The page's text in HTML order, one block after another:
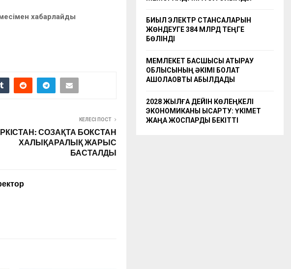
хабарлайды
КЕЛЕСІ ПОСТ
СОЗАҚТА БОКСТАН
ХАЛЫҚАРАЛЫҚ ЖАРЫС
БАСТАЛДЫ
БИЫЛ ЭЛЕКТР СТАНСАЛАРЫН
ЖӨНДЕУГЕ 384 МЛРД ТЕҢГЕ
БӨЛІНДІ
МЕМЛЕКЕТ БАСШЫСЫ АТЫРАУ
ОБЛЫСЫНЫҢ ӘКІМІ БОЛАТ
АҚШОЛАҚОВТЫ ҚАБЫЛДАДЫ
2028 ЖЫЛҒА ДЕЙІН КӨЛЕҢКЕЛІ
ЭКОНОМИКАНЫ ҚЫСҚАРТУ: ҮКІМЕТ
ЖАҢА ЖОСПАРДЫ БЕКІТТІ